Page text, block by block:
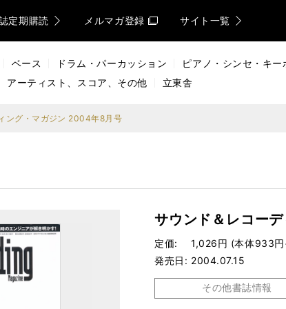
定期購読 メルマガ登録 サイト一覧
ベース ドラム・パーカッション ピアノ・シンセ・キー
アーティスト、スコア、その他
立東舎
ング・マガジン 2004年8月号
サウンド＆レコー
定価
1,026円 (本体933円
発売日
2004.07.15
その他書誌情報